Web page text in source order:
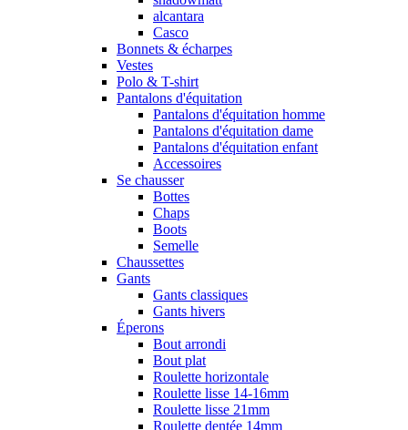
alcantara
Casco
Bonnets & écharpes
Vestes
Polo & T-shirt
Pantalons d'équitation
Pantalons d'équitation homme
Pantalons d'équitation dame
Pantalons d'équitation enfant
Accessoires
Se chausser
Bottes
Chaps
Boots
Semelle
Chaussettes
Gants
Gants classiques
Gants hivers
Éperons
Bout arrondi
Bout plat
Roulette horizontale
Roulette lisse 14-16mm
Roulette lisse 21mm
Roulette dentée 14mm